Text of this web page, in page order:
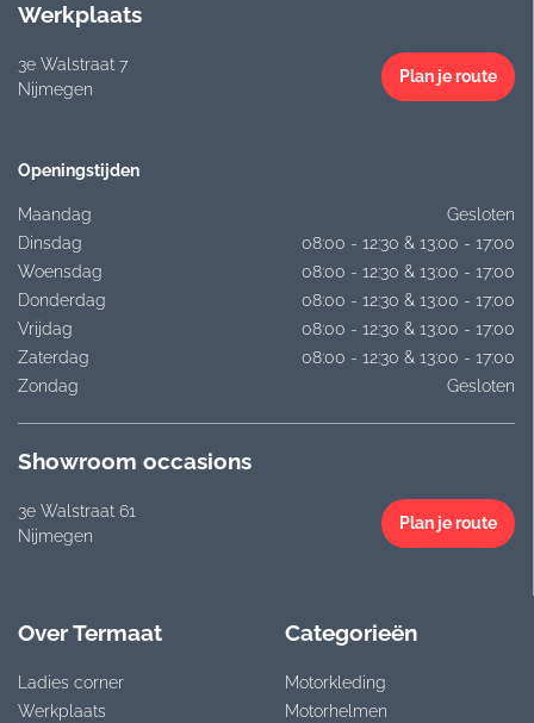
Werkplaats
3e Walstraat 7
Nijmegen
Plan je route
Openingstijden
Maandag
Gesloten
Dinsdag
08:00 - 12:30 & 13:00 - 17:00
Woensdag
08:00 - 12:30 & 13:00 - 17:00
Donderdag
08:00 - 12:30 & 13:00 - 17:00
Vrijdag
08:00 - 12:30 & 13:00 - 17:00
Zaterdag
08:00 - 12:30 & 13:00 - 17:00
Zondag
Gesloten
Showroom occasions
3e Walstraat 61
Nijmegen
Plan je route
Over Termaat
Ladies corner
Werkplaats
Categorieën
Motorkleding
Motorhelmen